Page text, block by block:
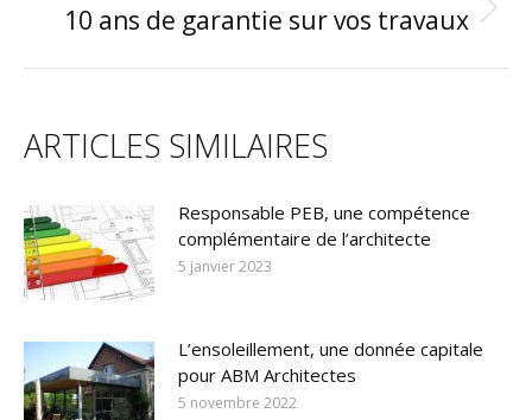
Onglet
10 ans de garantie sur vos travaux
ARTICLES SIMILAIRES
Responsable PEB, une compétence
complémentaire de l’architecte
5 janvier 2023
L’ensoleillement, une donnée capitale
pour ABM Architectes
5 novembre 2022